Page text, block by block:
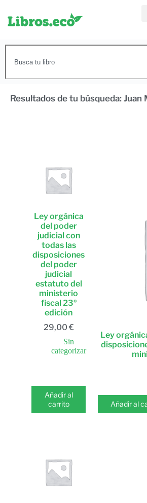
Resultados de tu búsqueda:
Ley orgánica
del poder
judicial con
todas las
disposiciones
del poder
judicial
estatuto del
ministerio
fiscal 23º
edición
29,00 €
Sin
categorizar
Añadir al
carrito
Ley
Añadir al